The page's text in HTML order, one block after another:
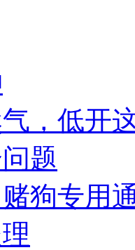
，低开
题
狗专用